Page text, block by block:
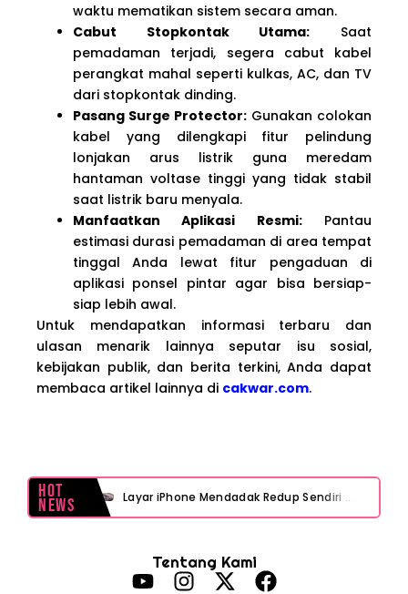
waktu mematikan sistem secara aman.
Cabut Stopkontak Utama: Saat
pemadaman terjadi, segera cabut kabel
perangkat mahal seperti kulkas, AC, dan TV
dari stopkontak dinding.
Pasang Surge Protector: Gunakan colokan
kabel yang dilengkapi fitur pelindung
lonjakan arus listrik guna meredam
hantaman voltase tinggi yang tidak stabil
saat listrik baru menyala.
Manfaatkan Aplikasi Resmi:Pantau
estimasi durasi pemadaman di area tempat
tinggal Anda lewat fitur pengaduan di
aplikasi ponsel pintar agar bisa bersiap-
siap lebih awal.
Untuk mendapatkan informasi terbaru dan
ulasan menarik lainnya seputar isu sosial,
kebijakan publik, dan berita terkini, Anda dapat
membaca artikel lainnya di cakwar.com.
Hot
News Layar iPhone Mendadak Redup Sendiri Padahal Auto-Brightness Mati? Ini Penyebab & Solusinya!
Tentang Kami